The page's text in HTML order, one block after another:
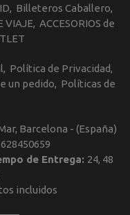
Billeteros Caballero
VIAJE ACCESORIOS de
Política de Privacidad
un pedido
Políticas de
Barcelona - (España)
628450659
de Entrega: 24, 48
incluidos